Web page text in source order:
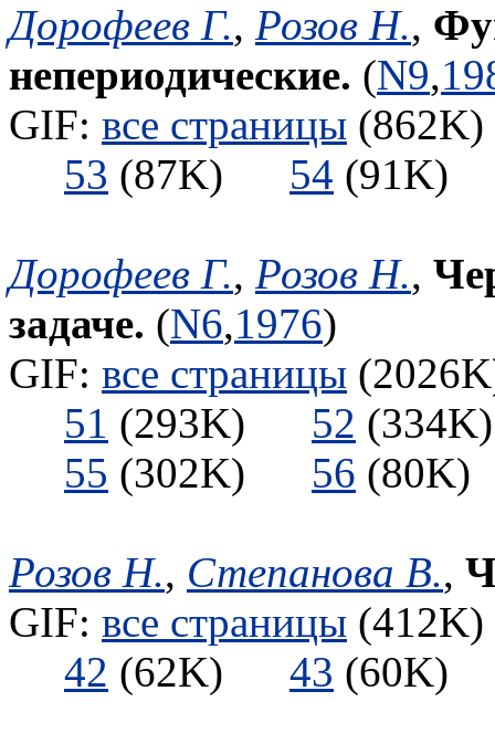
Дорофеев Г., Розов Н.,
непериодические. (N9,
GIF: все страницы
53 (87K) 54
Дорофеев Г., Розов Н.,
задаче. (N6,1976)
GIF: все страницы
51 (293K) 52
55 (302K) 56
Розов Н., Степанова В.,
GIF: все страницы
42 (62K) 43